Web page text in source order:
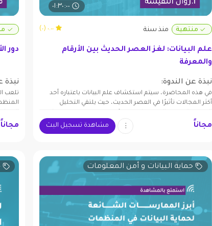
٠١:٣٠:٠٠
منتهية منذ سنة ٠.٠٠ (٠)
علم البيانات: لغز العصر الحديث بين الأرقام
والمعرفة
نبذة عن الندوة:
في هذه المحاضرة، سيتم استكشاف علم البيانات باعتباره أحد
أكثر المجالات تأثيرًا في العصر الحديث، حيث يلتقي التحليل
دور البيانات الضخمة في رسم ملامح المستقبل، وكيفية تحويل
الأرقام إلى قرارات استراتيجية تسهم في التطوير والابتكار عبر
مجاناً مشاهدة تسجيل البث
دور
نبذة
تلعب
مجاناً
حماية البيانات و أمن المعلومات